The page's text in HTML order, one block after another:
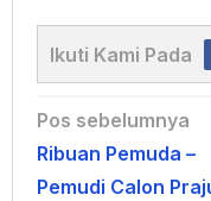
Ikuti Kami Pada
Navigasi
pos
Pos sebelumnya
Ribuan Pemuda –
Pemudi Calon